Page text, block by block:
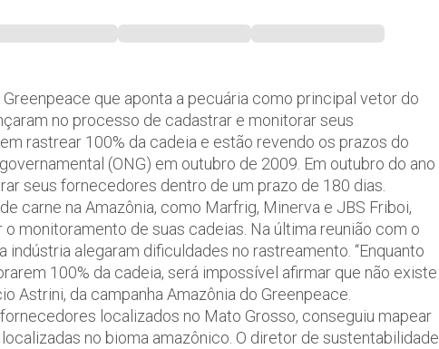
que aponta a pecuária como principal vetor do
no processo de cadastrar e monitorar seus
rastrear 100% da cadeia e estão revendo os prazos do
(ONG) em outubro de 2009. Em outubro do ano
seus fornecedores dentro de um prazo de 180 dias.
carne na Amazônia, como Marfrig, Minerva e JBS Friboi,
monitoramento de suas cadeias. Na última reunião com o
alegaram dificuldades no rastreamento. “Enquanto
100% da cadeia, será impossível afirmar que não existe
Astrini, da campanha Amazônia do Greenpeace.
localizados no Mato Grosso, conseguiu mapear
no bioma amazônico. O diretor de sustentabilidade